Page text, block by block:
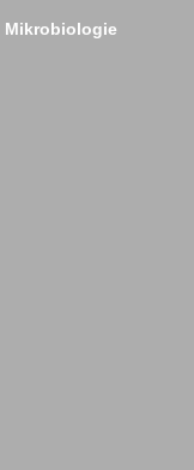
Mikrobiologie